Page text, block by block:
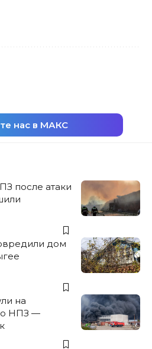
нас в МАКС
после атаки
дом
на
НПЗ —